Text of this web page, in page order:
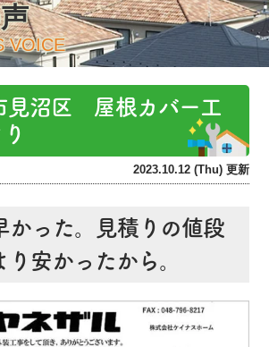
VOICE
見沼区 屋根カバー工
り
2023.10.12 (Thu) 更新
かった。見積りの値段
り安かったから。